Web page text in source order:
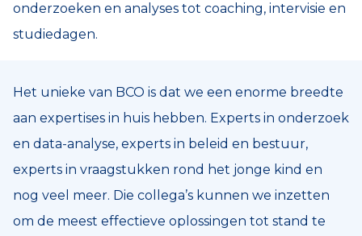
onderzoeken en analyses tot coaching, intervisie en
studiedagen.
Het unieke van BCO is dat we een enorme breedte
aan expertises in huis hebben. Experts in onderzoek
en data-analyse, experts in beleid en bestuur,
experts in vraagstukken rond het jonge kind en
nog veel meer. Die collega’s kunnen we inzetten
om de meest effectieve oplossingen tot stand te